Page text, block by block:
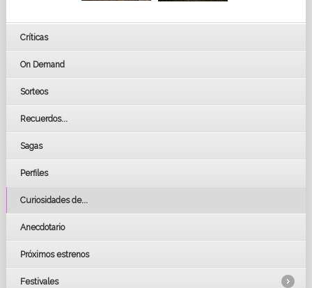
Críticas
On Demand
Sorteos
Recuerdos...
Sagas
Perfiles
Curiosidades de...
Anecdotario
Próximos estrenos
Festivales